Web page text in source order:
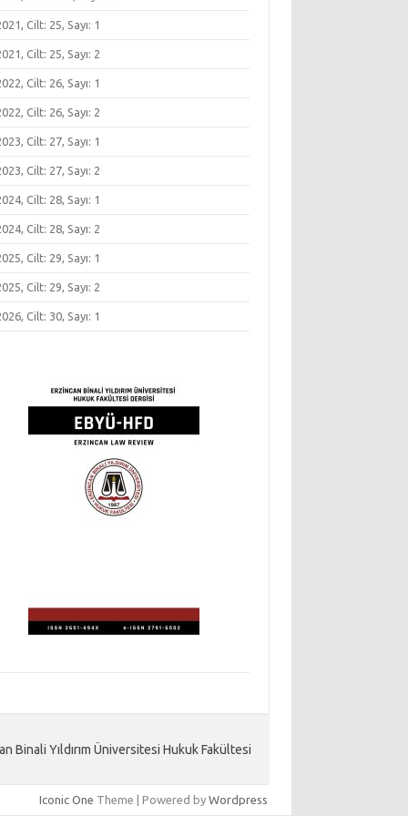
Cilt: 25, Sayı: 1
Cilt: 25, Sayı: 2
Cilt: 26, Sayı: 1
Cilt: 26, Sayı: 2
Cilt: 27, Sayı: 1
Cilt: 27, Sayı: 2
Cilt: 28, Sayı: 1
Cilt: 28, Sayı: 2
Cilt: 29, Sayı: 1
Cilt: 29, Sayı: 2
Cilt: 30, Sayı: 1
Binali Yıldırım Üniversitesi Hukuk Fakültesi
Iconic One Theme | Powered by Wordpress